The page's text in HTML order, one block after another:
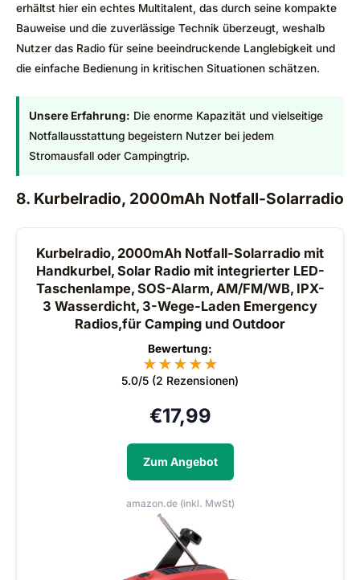
erhältst hier ein echtes Multitalent, das durch seine kompakte
Bauweise und die zuverlässige Technik überzeugt, weshalb
Nutzer das Radio für seine beeindruckende Langlebigkeit und
die einfache Bedienung in kritischen Situationen schätzen.
Unsere Erfahrung: Die enorme Kapazität und vielseitige
Notfallausstattung begeistern Nutzer bei jedem
Stromausfall oder Campingtrip.
8. Kurbelradio, 2000mAh Notfall-Solarradio
Kurbelradio, 2000mAh Notfall-Solarradio mit
Handkurbel, Solar Radio mit integrierter LED-
Taschenlampe, SOS-Alarm, AM/FM/WB, IPX-
3 Wasserdicht, 3-Wege-Laden Emergency
Radios,für Camping und Outdoor
Bewertung:
★★★★★
5.0/5 (2 Rezensionen)
€17,99
Zum Angebot
amazon.de (inkl. MwSt)